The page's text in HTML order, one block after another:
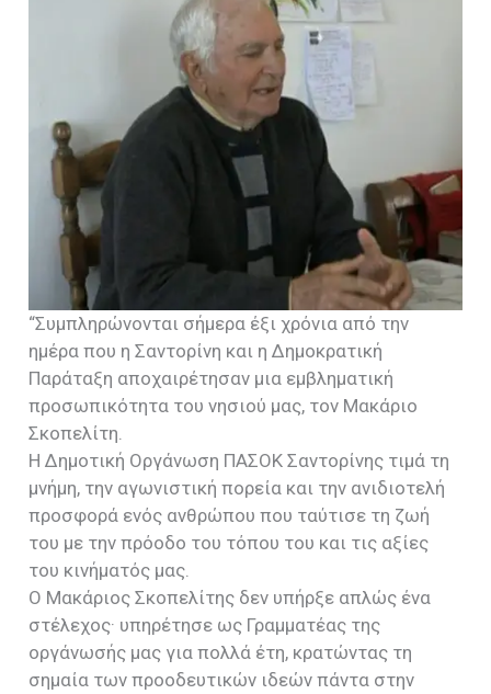
“Συμπληρώνονται σήμερα έξι χρόνια από την
ημέρα που η Σαντορίνη και η Δημοκρατική
Παράταξη αποχαιρέτησαν μια εμβληματική
προσωπικότητα του νησιού μας, τον Μακάριο
Σκοπελίτη.
Η Δημοτική Οργάνωση ΠΑΣΟΚ Σαντορίνης τιμά τη
μνήμη, την αγωνιστική πορεία και την ανιδιοτελή
προσφορά ενός ανθρώπου που ταύτισε τη ζωή
του με την πρόοδο του τόπου του και τις αξίες
του κινήματός μας.
Ο Μακάριος Σκοπελίτης δεν υπήρξε απλώς ένα
στέλεχος· υπηρέτησε ως Γραμματέας της
οργάνωσής μας για πολλά έτη, κρατώντας τη
σημαία των προοδευτικών ιδεών πάντα στην